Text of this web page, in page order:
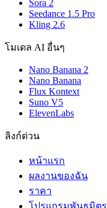
Sora 2
Seedance 1.5 Pro
Kling 2.6
โมเดล AI อื่นๆ
Nano Banana 2
Nano Banana
Flux Kontext
Suno V5
ElevenLabs
ลิงก์ด่วน
หน้าแรก
ผลงานของฉัน
ราคา